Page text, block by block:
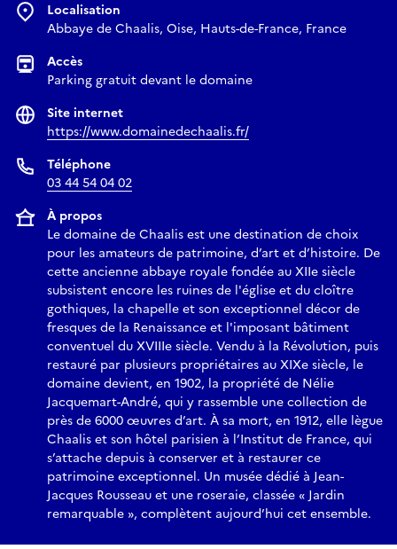
Localisation
Abbaye de Chaalis, Oise, Hauts-de-France, France
Accès
Parking gratuit devant le domaine
Site internet
https://www.domainedechaalis.fr/
Téléphone
03 44 54 04 02
À propos
Le domaine de Chaalis est une destination de choix
pour les amateurs de patrimoine, d’art et d’histoire. De
cette ancienne abbaye royale fondée au XIIe siècle
subsistent encore les ruines de l'église et du cloître
gothiques, la chapelle et son exceptionnel décor de
fresques de la Renaissance et l'imposant bâtiment
conventuel du XVIIIe siècle. Vendu à la Révolution, puis
restauré par plusieurs propriétaires au XIXe siècle, le
domaine devient, en 1902, la propriété de Nélie
Jacquemart-André, qui y rassemble une collection de
près de 6000 œuvres d’art. À sa mort, en 1912, elle lègue
Chaalis et son hôtel parisien à l’Institut de France, qui
s’attache depuis à conserver et à restaurer ce
patrimoine exceptionnel. Un musée dédié à Jean-
Jacques Rousseau et une roseraie, classée « Jardin
remarquable », complètent aujourd’hui cet ensemble.